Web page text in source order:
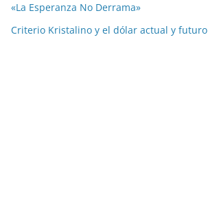
«La Esperanza No Derrama»
Criterio Kristalino y el dólar actual y futuro